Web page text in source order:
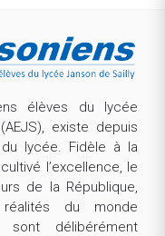
élèves du lycée
existe depuis
du lycée. Fidèle à la
l’excellence, le
de la République,
du monde
sont délibérément